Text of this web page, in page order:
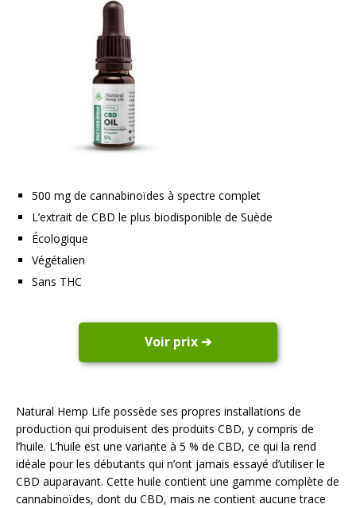
500 mg de cannabinoïdes à spectre complet
L’extrait de CBD le plus biodisponible de Suède
Écologique
Végétalien
Sans THC
Voir prix ➔
Natural Hemp Life possède ses propres installations de
production qui produisent des produits CBD, y compris de
l’huile. L’huile est une variante à 5 % de CBD, ce qui la rend
idéale pour les débutants qui n’ont jamais essayé d’utiliser le
CBD auparavant. Cette huile contient une gamme complète de
cannabinoïdes, dont du CBD, mais ne contient aucune trace